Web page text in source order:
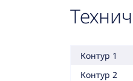
Контур 1
Контур 2